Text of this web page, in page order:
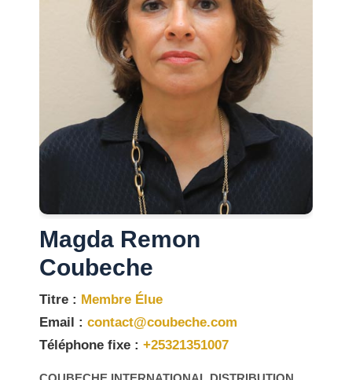
Magda Remon
Coubeche
Titre : Membre Élue
Email : contact@coubeche.com
Téléphone fixe : +25321351007